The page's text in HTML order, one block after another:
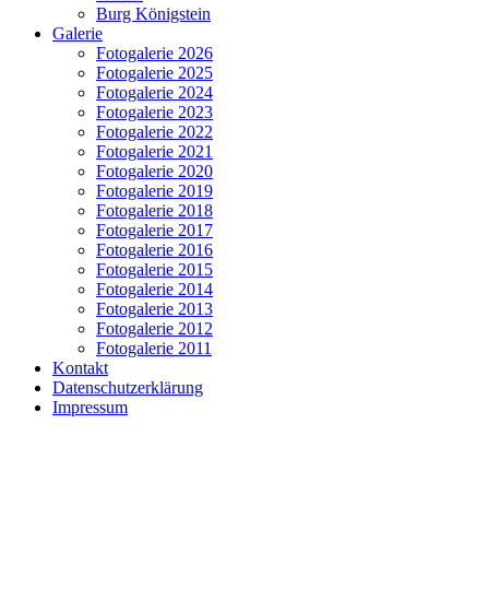
Burg Königstein
Galerie
Fotogalerie 2026
Fotogalerie 2025
Fotogalerie 2024
Fotogalerie 2023
Fotogalerie 2022
Fotogalerie 2021
Fotogalerie 2020
Fotogalerie 2019
Fotogalerie 2018
Fotogalerie 2017
Fotogalerie 2016
Fotogalerie 2015
Fotogalerie 2014
Fotogalerie 2013
Fotogalerie 2012
Fotogalerie 2011
Kontakt
Datenschutzerklärung
Impressum